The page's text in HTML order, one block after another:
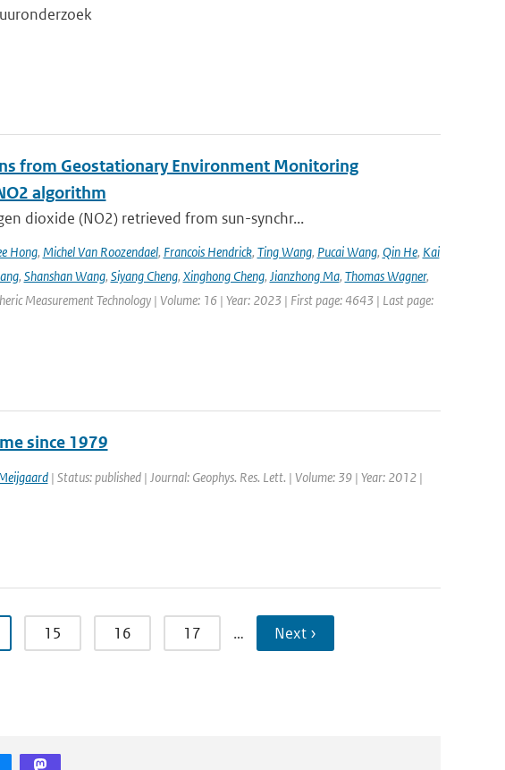
from Geostationary Environment Monitoring
algorithm
dioxide (NO2) retrieved from sun-synchr...
Hong, Michel Van Roozendael, Francois Hendrick, Ting Wang, Pucai Wang, Qin He, Kai
, Shanshan Wang, Siyang Cheng, Xinghong Cheng, Jianzhong Ma, Thomas Wagner,
Measurement Technology | Volume: 16 | Year: 2023 | First page: 4643 | Last page:
since 1979
| Status: published | Journal: Geophys. Res. Lett. | Volume: 39 | Year: 2012 |
15 16 17 … Next ›